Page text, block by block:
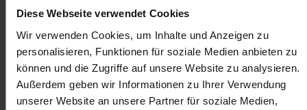
Diese Webseite verwendet Cookies
Wir verwenden Cookies, um Inhalte und Anzeigen zu
personalisieren, Funktionen für soziale Medien anbieten zu
können und die Zugriffe auf unsere Website zu analysieren.
Außerdem geben wir Informationen zu Ihrer Verwendung
unserer Website an unsere Partner für soziale Medien,
von Microsoft
ist.
_uetsid Microsoft
Wird verwendet,
um Besucher auf
Bestän
dig